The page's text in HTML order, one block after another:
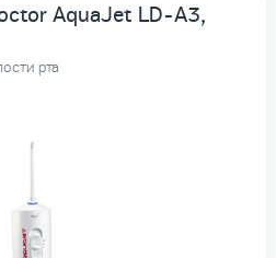
AquaJet LD-A3,
рта